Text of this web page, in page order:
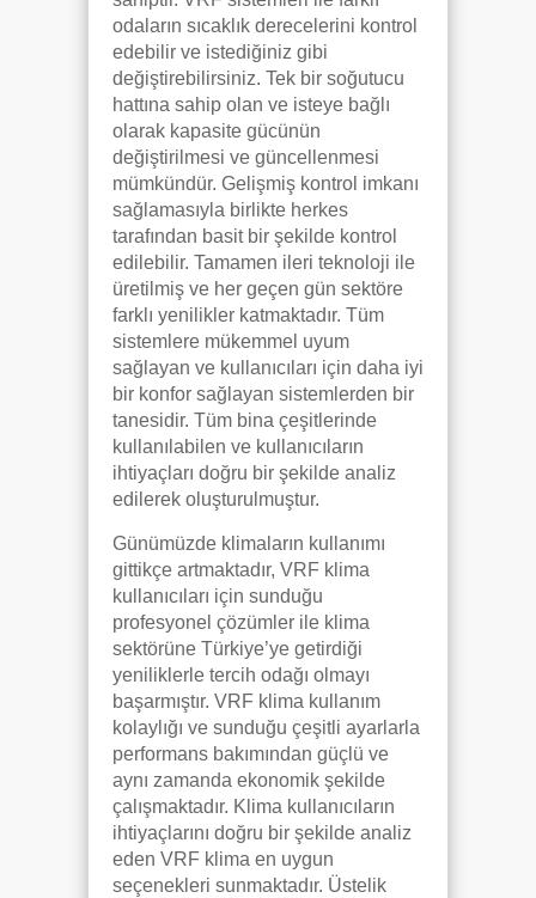
odaların sıcaklık derecelerini kontrol
edebilir ve istediğiniz gibi
değiştirebilirsiniz. Tek bir soğutucu
hattına sahip olan ve isteye bağlı
olarak kapasite gücünün
değiştirilmesi ve güncellenmesi
mümkündür. Gelişmiş kontrol imkanı
sağlamasıyla birlikte herkes
tarafından basit bir şekilde kontrol
edilebilir. Tamamen ileri teknoloji ile
üretilmiş ve her geçen gün sektöre
farklı yenilikler katmaktadır. Tüm
sistemlere mükemmel uyum
sağlayan ve kullanıcıları için daha iyi
bir konfor sağlayan sistemlerden bir
tanesidir. Tüm bina çeşitlerinde
kullanılabilen ve kullanıcıların
ihtiyaçları doğru bir şekilde analiz
edilerek oluşturulmuştur.
Günümüzde klimaların kullanımı
gittikçe artmaktadır, VRF klima
kullanıcıları için sunduğu
profesyonel çözümler ile klima
sektörüne Türkiye’ye getirdiği
yeniliklerle tercih odağı olmayı
başarmıştır. VRF klima kullanım
kolaylığı ve sunduğu çeşitli ayarlarla
performans bakımından güçlü ve
aynı zamanda ekonomik şekilde
çalışmaktadır. Klima kullanıcıların
ihtiyaçlarını doğru bir şekilde analiz
eden VRF klima en uygun
seçenekleri sunmaktadır. Üstelik